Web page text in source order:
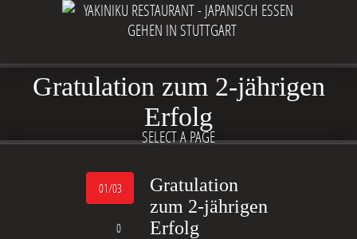
SELECT A PAGE
Gratulation zum 2-jährigen
Erfolg
01/03
0
Gratulation
zum 2-jährigen
Erfolg